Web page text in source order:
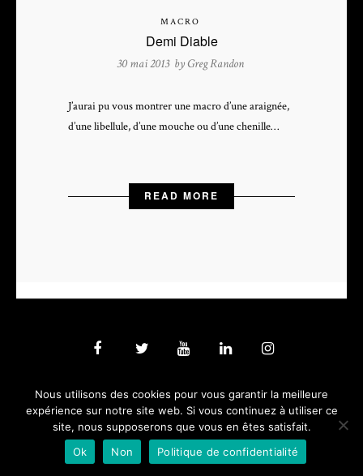
MACRO
Demi Diable
30 mai 2013 by Greg Randon
J’aurai pu vous montrer une macro d’une araignée,
d’une libellule, d’une mouche ou d’une chenille…
READ MORE
Nous utilisons des cookies pour vous garantir la meilleure
expérience sur notre site web. Si vous continuez à utiliser ce
site, nous supposerons que vous en êtes satisfait.
Ok
Non Politique de confidentialité